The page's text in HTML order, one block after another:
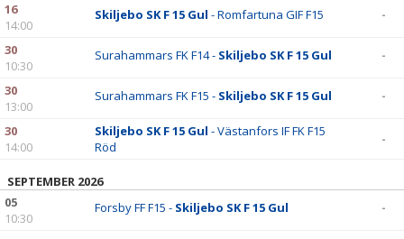
16
14:00
Skiljebo SK F 15 Gul - Romfartuna GIF F15 -
30
10:30
Surahammars FK F14 - Skiljebo SK F 15 Gul -
30
13:00
Surahammars FK F15 - Skiljebo SK F 15 Gul -
30
14:00
Skiljebo SK F 15 Gul - Västanfors IF FK F15
Röd
-
SEPTEMBER 2026
05
10:30
Forsby FF F15 - Skiljebo SK F 15 Gul -